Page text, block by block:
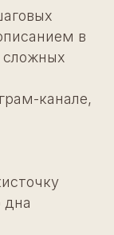
в
сложных
канале,
дна